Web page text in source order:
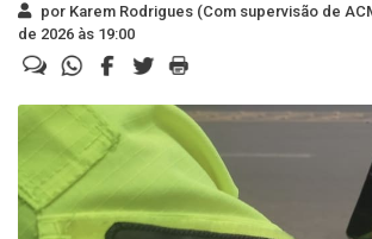
por Karem Rodrigues (Com supervisão de
de 2026 às 19:00